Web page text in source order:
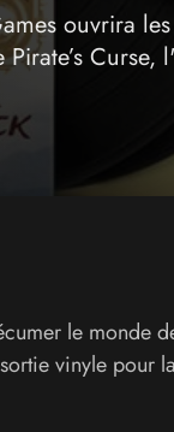
ouvrira
Curse,
le monde
vinyle pour